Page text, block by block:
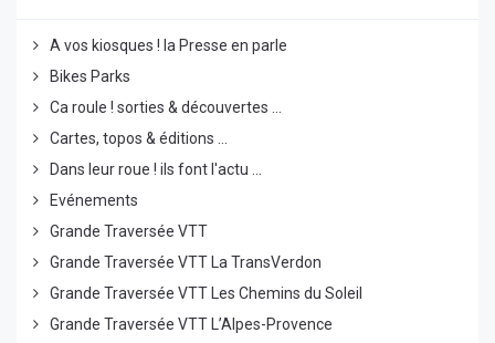
A vos kiosques ! la Presse en parle
Bikes Parks
Ca roule ! sorties & découvertes ...
Cartes, topos & éditions ...
Dans leur roue ! ils font l'actu ...
Evénements
Grande Traversée VTT
Grande Traversée VTT La TransVerdon
Grande Traversée VTT Les Chemins du Soleil
Grande Traversée VTT L’Alpes-Provence